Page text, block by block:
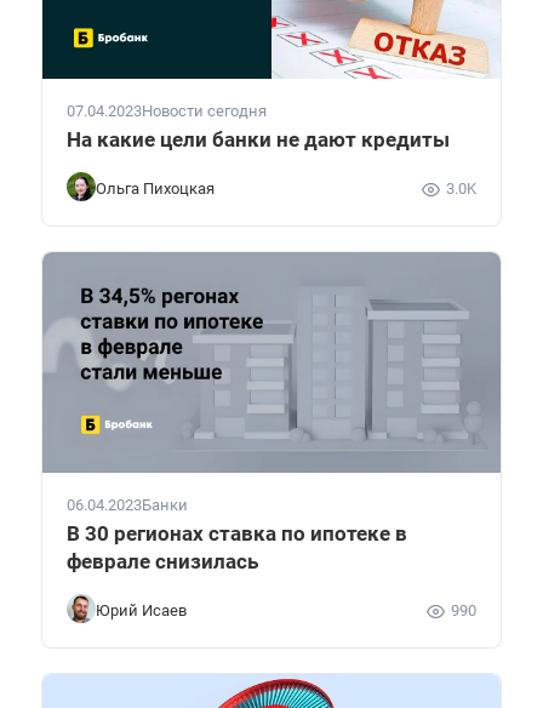
07.04.2023Новости сегодня
На какие цели банки не дают кредиты
Ольга Пихоцкая 3.0K
06.04.2023Банки
В 30 регионах ставка по ипотеке в
феврале снизилась
Юрий Исаев 990